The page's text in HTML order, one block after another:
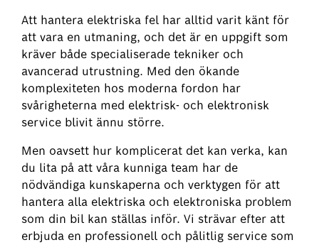
Att hantera elektriska fel har alltid varit känt för
att vara en utmaning, och det är en uppgift som
kräver både specialiserade tekniker och
avancerad utrustning. Med den ökande
komplexiteten hos moderna fordon har
svårigheterna med elektrisk- och elektronisk
service blivit ännu större.
Men oavsett hur komplicerat det kan verka, kan
du lita på att våra kunniga team har de
nödvändiga kunskaperna och verktygen för att
hantera alla elektriska och elektroniska problem
som din bil kan ställas inför. Vi strävar efter att
erbjuda en professionell och pålitlig service som